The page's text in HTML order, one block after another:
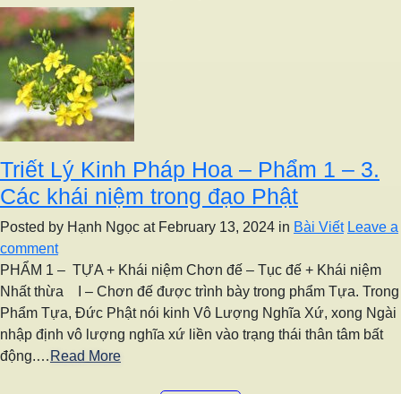
Triết Lý Kinh Pháp Hoa – Phẩm 1 – 3.
Các khái niệm trong đạo Phật
Posted by Hạnh Ngọc at February 13, 2024 in Bài Viết Leave a
comment
PHẨM 1 – TỰA + Khái niệm Chơn đế – Tục đế + Khái niệm
Nhất thừa I – Chơn đế được trình bày trong phẩm Tựa. Trong
Phẩm Tựa, Đức Phật nói kinh Vô Lượng Nghĩa Xứ, xong Ngài
nhập định vô lượng nghĩa xứ liền vào trạng thái thân tâm bất
động.… Read More